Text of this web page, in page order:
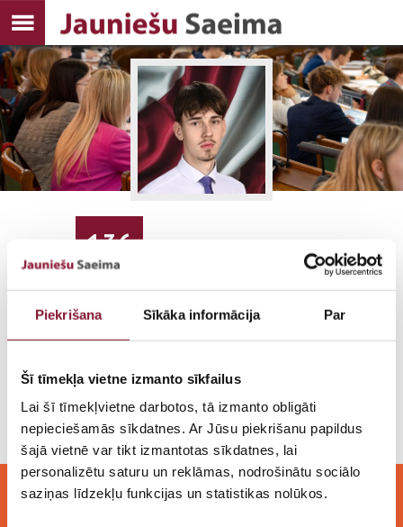
Piekrišana Sīkāka informācija Par
Šī tīmekļa vietne izmanto sīkfailus
Lai šī tīmekļvietne darbotos, tā izmanto obligāti
nepieciešamās sīkdatnes. Ar Jūsu piekrišanu papildus
šajā vietnē var tikt izmantotas sīkdatnes, lai
personalizētu saturu un reklāmas, nodrošinātu sociālo
saziņas līdzekļu funkcijas un statistikas nolūkos.
Politoloģija vidusskolās
136
BALSIS